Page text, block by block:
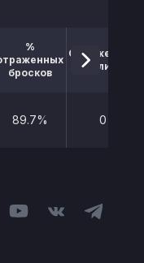
%
бросков
Отраженные
буллиты
89.7% 0